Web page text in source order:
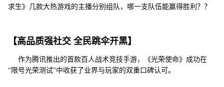
求生》几款大热游戏的主播分别组队，哪一支队伍能赢得胜利？？
【高品质强社交 全民跳伞开黑】
作为腾讯推出的首款百人战术竞技手游，《光荣使命》成功在
“限号光荣测试”中收获了业界与玩家的双重口碑认可。